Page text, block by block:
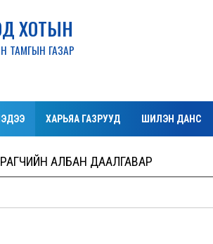
ХОТЫН
ТАМГЫН ГАЗАР
ХАРЬЯА ГАЗРУУД ШИЛЭН ДАНС
АЛБАН ДААЛГАВАР